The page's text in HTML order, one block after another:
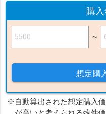
購
～
想定購
※自動算出された想定購入